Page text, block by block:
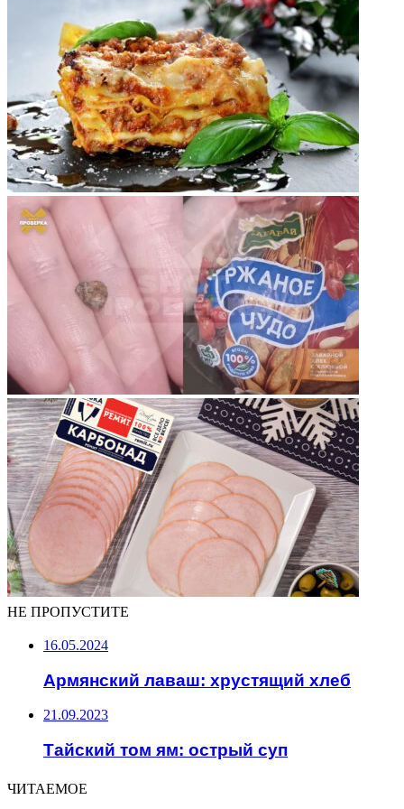
НЕ ПРОПУСТИТЕ
16.05.2024
Армянский лаваш: хрустящий хлеб
21.09.2023
Тайский том ям: острый суп
ЧИТАЕМОЕ